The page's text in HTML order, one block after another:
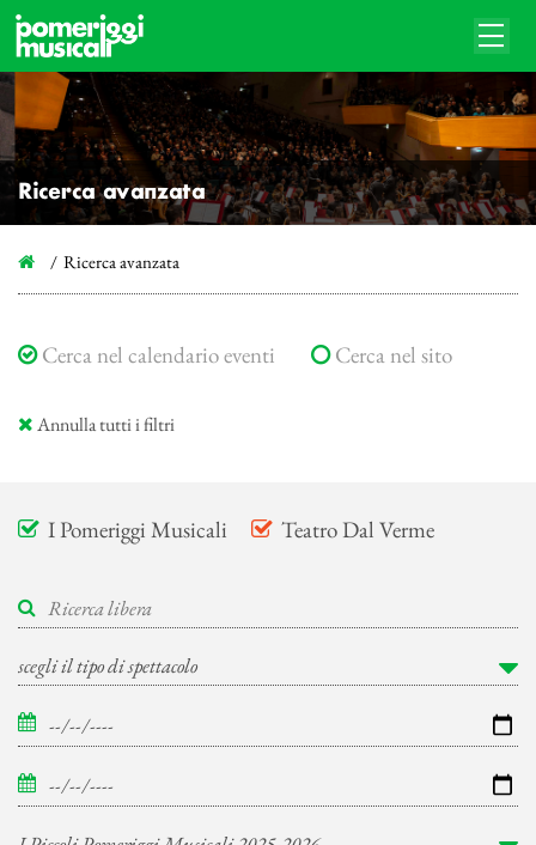
Ricerca avanzata
Ricerca avanzata
Cerca nel calendario eventi Cerca nel sito
Annulla tutti i filtri
I Pomeriggi Musicali Teatro Dal Verme